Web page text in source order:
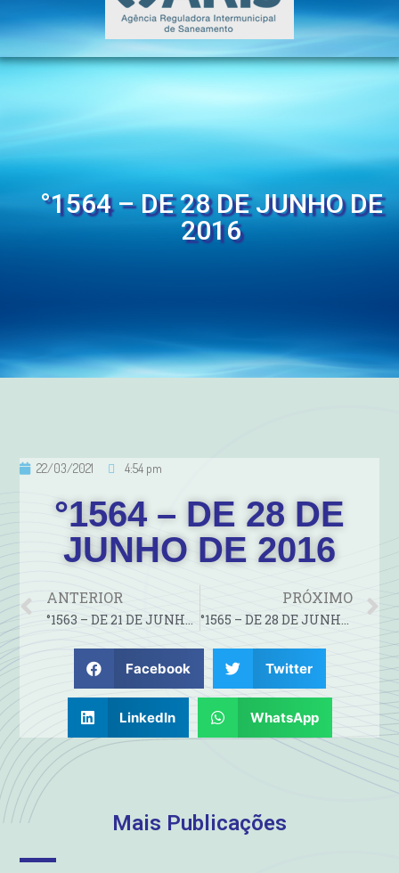
°1564 – DE 28 DE JUNHO DE
2016
22/03/2021 4:54 pm
°1564 – DE 28 DE
JUNHO DE 2016
ANTERIOR
°1563 – DE 21 DE JUNHO DE 2016
PRÓXIMO
°1565 – DE 28 DE JUNHO DE 2016
Facebook Twitter
LinkedIn WhatsApp
Mais Publicações